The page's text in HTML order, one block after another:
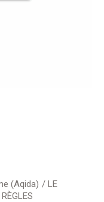
(Aqida)
LE